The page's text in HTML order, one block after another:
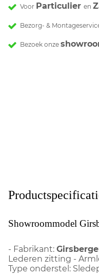
Voor Particulieren
Bezorg- &
Bezoek onze
Showroommodel
- Fabrikant:
Lederen zitting -
Type onderstel: